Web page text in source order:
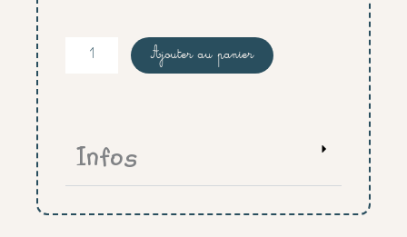
quantité
Ajouter au panier
Infos